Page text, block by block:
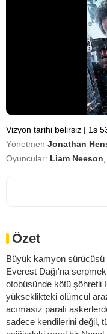
Vizyon tarihi belirsiz | 1s
Yönetmen Jonathan
Oyuncular: Liam Neeson
Özet
Büyük kamyon
Everest Dağı'na
otobüsünde kötü şöhretli
yükseklikteki ölümcül
acımasız paralı
sadece kendilerini değil,